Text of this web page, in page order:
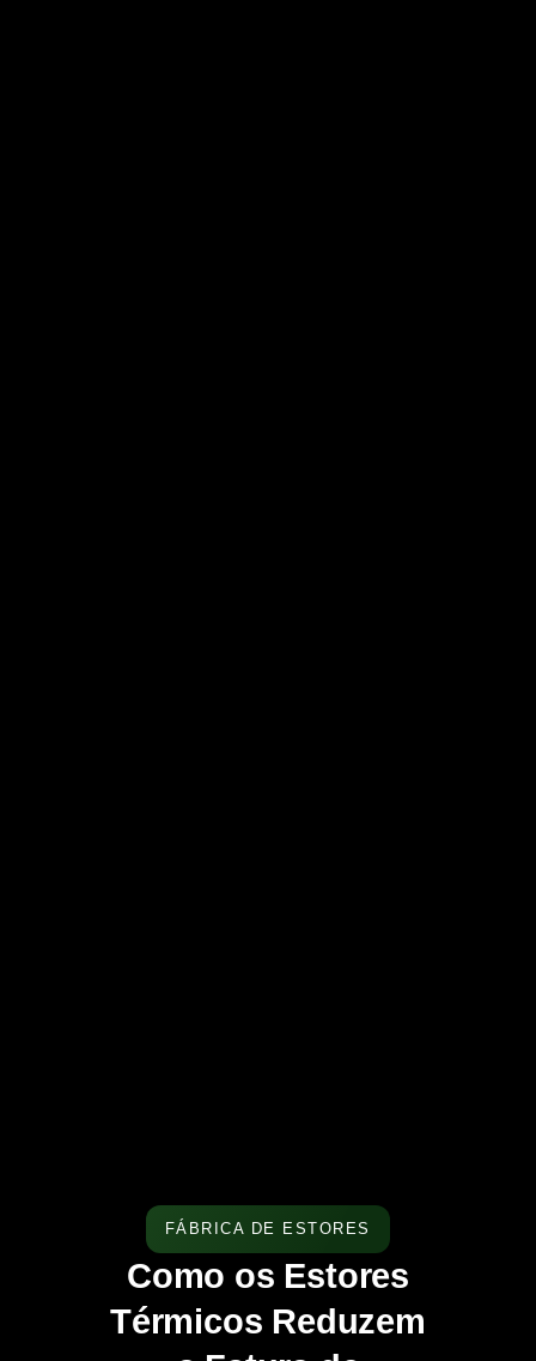
FÁBRICA DE ESTORES
Como os Estores
Térmicos Reduzem